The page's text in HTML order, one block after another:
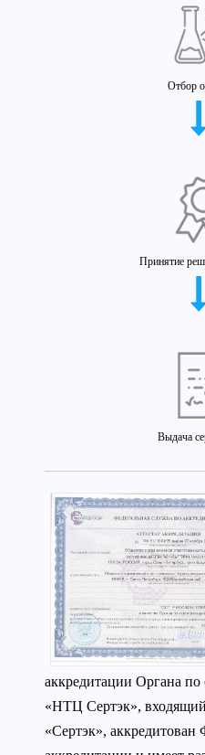
Отбор
Принятие
Выдача
аккредитации Органа
«НТЦ Сертэк»,
«Сертэк»,